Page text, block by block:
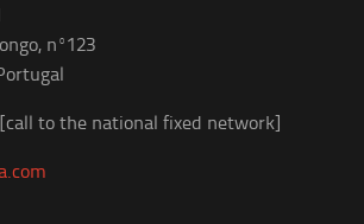
nº123
[call to the national fixed network]